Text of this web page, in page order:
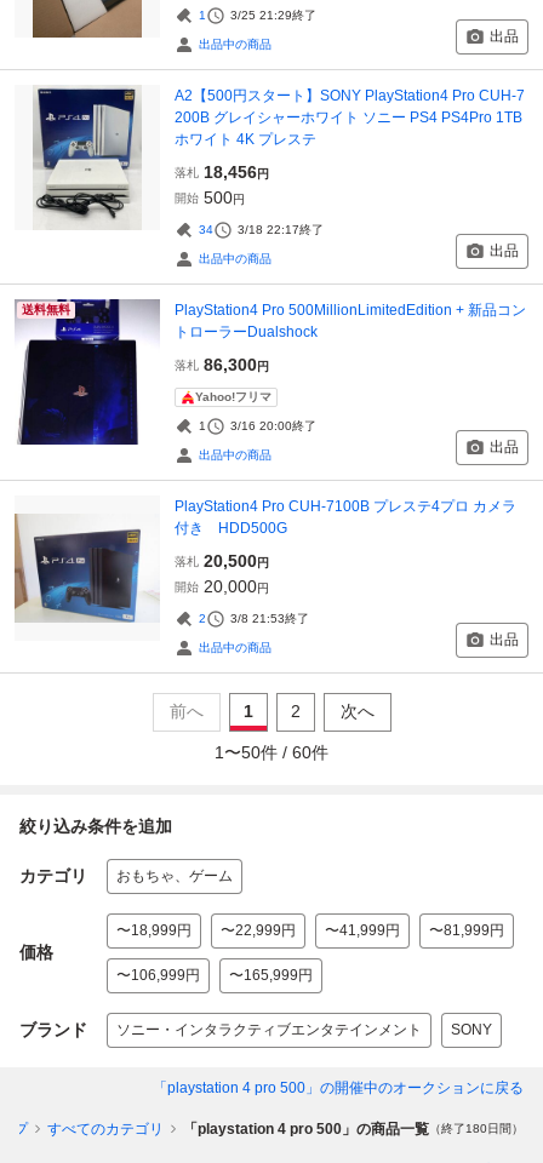
1 3/25 21:29終了
出品中の商品 出品
A2【500円スタート】SONY PlayStation4 Pro CUH-7
200B グレイシャーホワイト ソニー PS4 PS4Pro 1TB
ホワイト 4K プレステ
落札 18,456円
開始 500円
34 3/18 22:17終了
出品中の商品 出品
送料無料
PlayStation4 Pro 500MillionLimitedEdition + 新品コン
トローラーDualshock
落札 86,300円
Yahoo!フリマ
1 3/16 20:00終了
出品中の商品 出品
PlayStation4 Pro CUH-7100B プレステ4プロ カメラ
付き HDD500G
落札 20,500円
開始 20,000円
2 3/8 21:53終了
出品中の商品 出品
前へ 1 2 次へ
1 〜50件 / 60件
絞り込み条件を追加
カテゴリ おもちゃ、ゲーム
価格
〜18,999円 〜22,999円 〜41,999円 〜81,999円
〜106,999円 〜165,999円
ブランド ソニー・インタラクティブエンタテインメント SONY
「playstation 4 pro 500」 の開催中のオークションに戻る
プ すべてのカテゴリ 「playstation 4 pro 500」の商品一覧 （終了180日間）